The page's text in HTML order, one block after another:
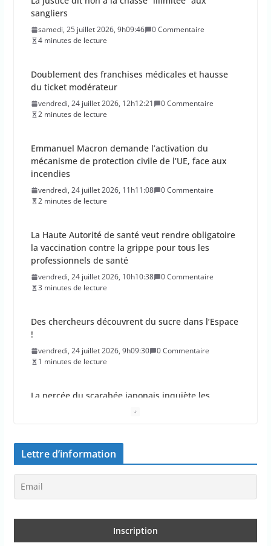
sangliers
samedi, 25 juillet 2026, 9h09:46
0 Commentaire
4 minutes de lecture
Doublement des franchises médicales et hausse
du ticket modérateur
vendredi, 24 juillet 2026, 12h12:21
0 Commentaire
2 minutes de lecture
Emmanuel Macron demande l’activation du
mécanisme de protection civile de l’UE, face aux
incendies
vendredi, 24 juillet 2026, 11h11:08
0 Commentaire
2 minutes de lecture
La Haute Autorité de santé veut rendre obligatoire
la vaccination contre la grippe pour tous les
professionnels de santé
vendredi, 24 juillet 2026, 10h10:38
0 Commentaire
3 minutes de lecture
Des chercheurs découvrent du sucre dans l’Espace
!
vendredi, 24 juillet 2026, 9h09:30
0 Commentaire
1 minutes de lecture
La percée du scarabée japonais inquiète les
hectares en France
jeudi, 23 juillet 2026, 10h10:30
0 Commentaire
Les députés approuvent les viols en série sur les
Lettre d’information